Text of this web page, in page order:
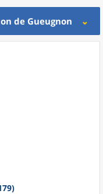
de Gueugnon